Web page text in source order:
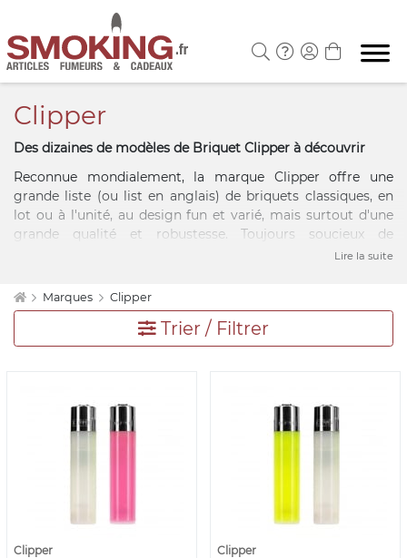
Clipper
Des dizaines de modèles de Briquet Clipper à découvrir
Reconnue mondialement, la marque Clipper offre une
grande liste (ou list en anglais) de briquets classiques, en
lot ou à l'unité, au design fun et varié, mais surtout d'une
grande qualité et robustesse. Toujours soucieux de
présenter des briquets haut de gamme type chalumeau, la
faire unique pour la fabrication de ses briquets. Les briquets
Clipper offrent ainsi à ses utilisateurs de nombreux
avantages économiques et écologiques. Cet accessoire
fumeurs est réputé, en effet, pour sa longévité, car briquet
facilement. La tige amovible est bien connue également
pour permettre aux fumeurs de tasser leur cigarette roulée.
Lire la suite
Marques Clipper
Trier / Filtrer
Clipper Clipper